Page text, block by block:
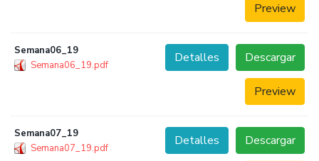
Preview
Semana06_19
Semana06_19.pdf
Descargar
Detalles
Preview
Semana07_19
Semana07_19.pdf
Descargar
Detalles